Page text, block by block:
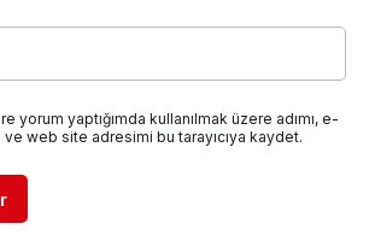
yorum yaptığımda kullanılmak üzere adımı, e-
web site adresimi bu tarayıcıya kaydet.